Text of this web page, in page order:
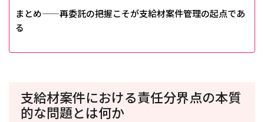
まとめ——再委託の把握こそが支給材案件管理の起点であ
る
支給材案件における責任分界点の本質
的な問題とは何か